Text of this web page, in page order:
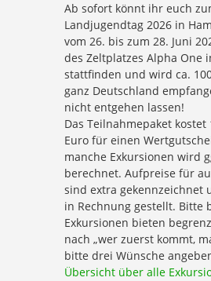
Ab sofort könnt ihr euch
Landjugendtag 2026 in
vom 26. bis zum 28. Juni
des Zeltplatzes Alpha One
stattfinden und wird ca.
ganz Deutschland
nicht entgehen lassen!
Das Teilnahmepaket kostet
Euro für einen
manche Exkursionen wird
berechnet. Aufpreise für
sind extra gekennzeichnet
in Rechnung gestellt. Bitte
Exkursionen bieten
nach „wer zuerst kommt,
bitte drei Wünsche
Übersicht über alle